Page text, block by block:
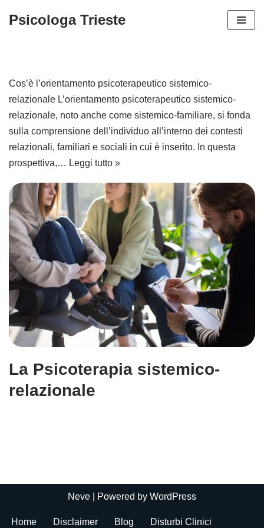
Psicologa Trieste
Cos’è l’orientamento psicoterapeutico sistemico-
relazionale L’orientamento psicoterapeutico sistemico-
relazionale, noto anche come sistemico-familiare, si fonda
sulla comprensione dell’individuo all’interno dei contesti
relazionali, familiari e sociali in cui è inserito. In questa
prospettiva,… Leggi tutto »
La Psicoterapia sistemico-
relazionale
Neve | Powered by WordPress
Home Disclaimer Blog Disturbi Clinici